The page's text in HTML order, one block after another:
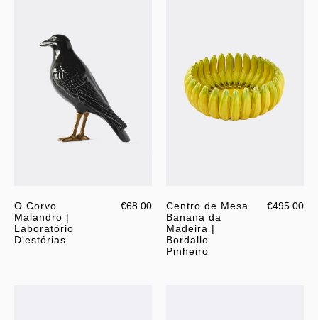
O Corvo
Malandro |
Laboratório
D'estórias
€68.00
Centro de Mesa
Banana da
Madeira |
Bordallo
Pinheiro
€495.00